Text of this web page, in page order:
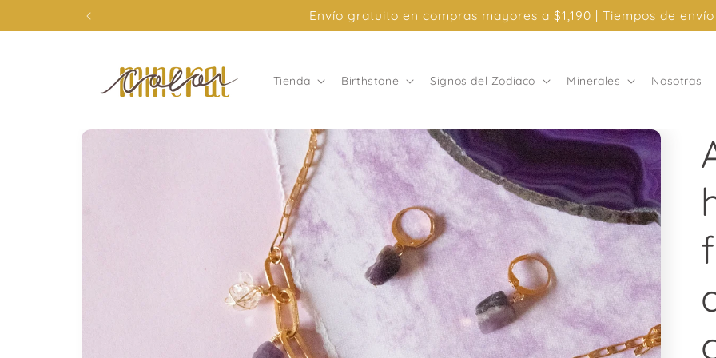
directamente
al contenido
3 Meses Sin Intereses con Mercado Pago, compra mínima de
Tienda Birthstone Signos del Zodiaco Minerales Nosotras
directamente